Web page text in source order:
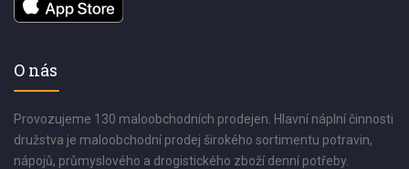
O nás
Provozujeme 130 maloobchodních prodejen. Hlavní náplní činnosti
družstva je maloobchodní prodej širokého sortimentu potravin,
nápojů, průmyslového a drogistického zboží denní potřeby.